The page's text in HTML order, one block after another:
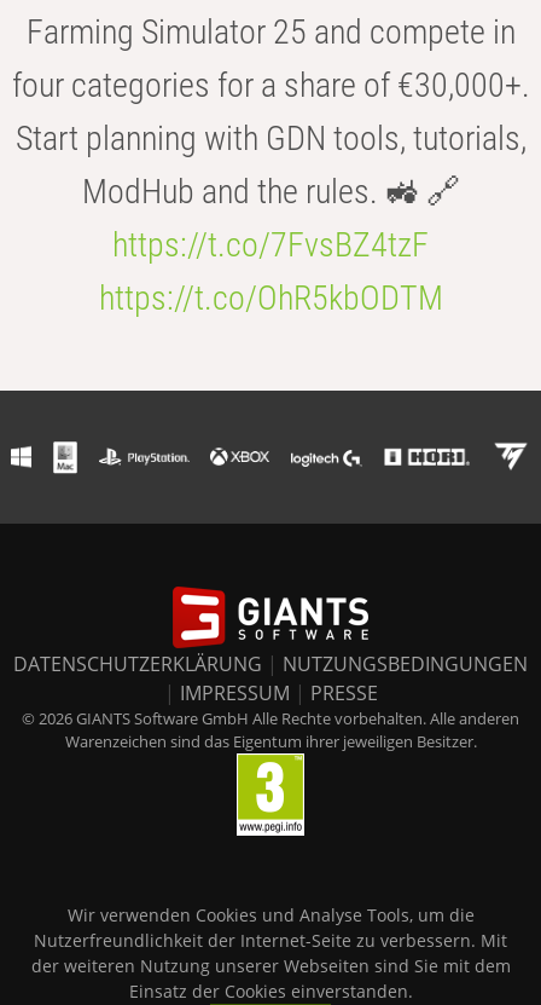
Farming Simulator 25 and compete in
four categories for a share of €30,000+.
Start planning with GDN tools, tutorials,
ModHub and the rules. 🚜 🔗
https://t.co/7FvsBZ4tzF
https://t.co/OhR5kbODTM
DATENSCHUTZERKLÄRUNG | NUTZUNGSBEDINGUNGEN
| IMPRESSUM | PRESSE
© 2026 GIANTS Software GmbH Alle Rechte vorbehalten. Alle anderen
Warenzeichen sind das Eigentum ihrer jeweiligen Besitzer.
Wir verwenden Cookies und Analyse Tools, um die
Nutzerfreundlichkeit der Internet-Seite zu verbessern. Mit
der weiteren Nutzung unserer Webseiten sind Sie mit dem
Einsatz der Cookies einverstanden.